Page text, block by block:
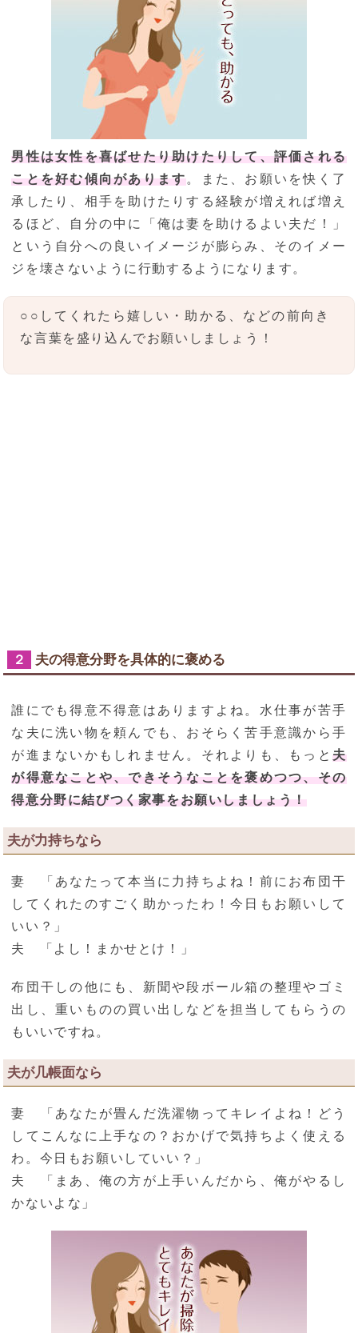
男性は女性を喜ばせたり助けたりして、評価される
ことを好む傾向があります。また、お願いを快く了
承したり、相手を助けたりする経験が増えれば増え
るほど、自分の中に「俺は妻を助けるよい夫だ！」
という自分への良いイメージが膨らみ、そのイメー
ジを壊さないように行動するようになります。
○○してくれたら嬉しい・助かる、などの前向き
な言葉を盛り込んでお願いしましょう！
２ 夫の得意分野を具体的に褒める
誰にでも得意不得意はありますよね。水仕事が苦手
な夫に洗い物を頼んでも、おそらく苦手意識から手
が進まないかもしれません。それよりも、もっと 夫
が得意なことや、できそうなことを褒めつつ、その
得意分野に結びつく家事をお願いしましょう！
夫が力持ちなら
妻 「あなたって本当に力持ちよね！前にお布団干
してくれたのすごく助かったわ！今日もお願いして
いい？」
夫 「よし！まかせとけ！」
布団干しの他にも、新聞や段ボール箱の整理やゴミ
出し、重いものの買い出しなどを担当してもらうの
もいいですね。
夫が几帳面なら
妻 「あなたが畳んだ洗濯物ってキレイよね！どう
してこんなに上手なの？おかげで気持ちよく使える
わ。今日もお願いしていい？」
夫 「まあ、俺の方が上手いんだから、俺がやるし
かないよな」